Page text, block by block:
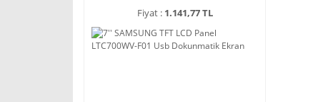
Fiyat : 1.141,77 TL